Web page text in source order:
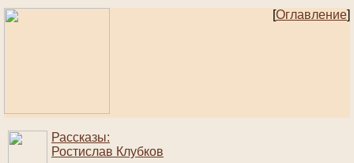
[Оглавление]
Рассказы:
Ростислав Клубков